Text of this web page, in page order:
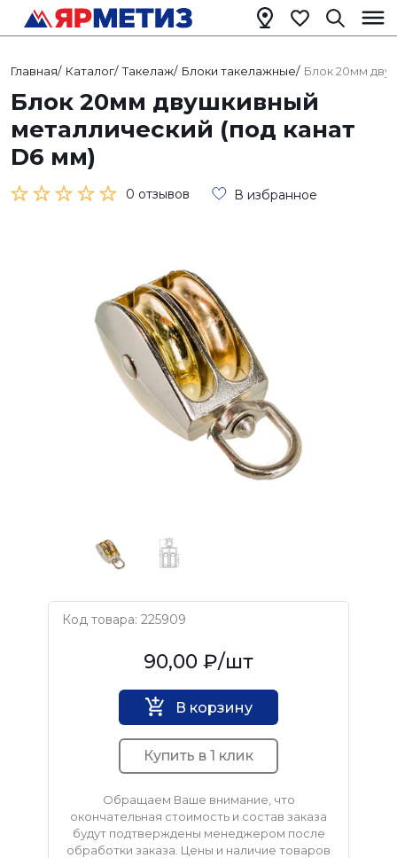
Главная/ Каталог/ Такелаж/ Блоки такелажные/ Блок 20мм
Блок 20мм двушкивный
металлический (под канат
D6 мм)
0 отзывов В избранное
Код товара: 225909
Нет бренда90,00 ₽/шт
В корзину
Купить в 1 клик
Обращаем Ваше внимание, что
окончательная стоимость и состав заказа
будут подтверждены менеджером после
обработки заказа. Цены и наличие товаров